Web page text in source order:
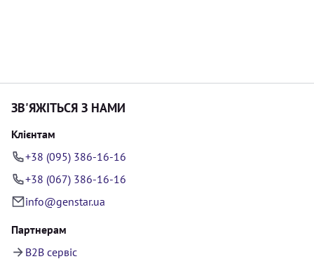
ЗВ'ЯЖІТЬСЯ З НАМИ
Клієнтам
+38 (095) 386-16-16
+38 (067) 386-16-16
info@genstar.ua
Партнерам
B2B сервіс